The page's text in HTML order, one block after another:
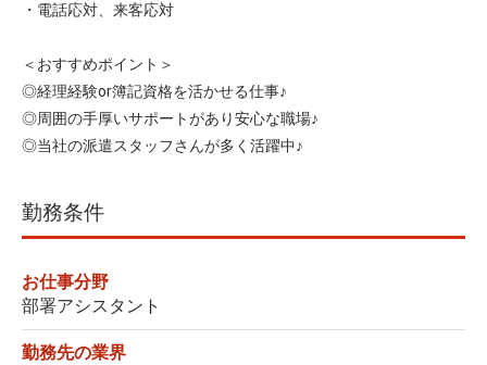
・電話応対、来客応対
＜おすすめポイント＞
◎経理経験or簿記資格を活かせる仕事♪
◎周囲の手厚いサポートがあり安心な職場♪
◎当社の派遣スタッフさんが多く活躍中♪
勤務条件
お仕事分野
部署アシスタント
勤務先の業界